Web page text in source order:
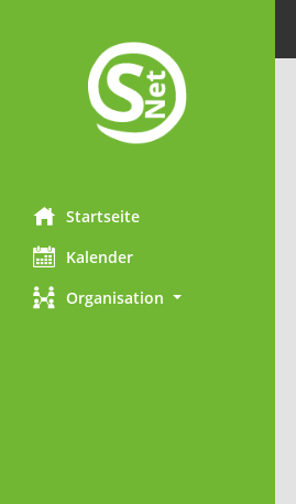
Startseite
Kalender
Organisation